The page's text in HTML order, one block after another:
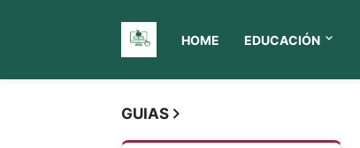
HOME EDUCACIÓN
GUIAS